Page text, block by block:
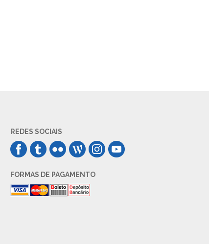
REDES SOCIAIS
FORMAS DE PAGAMENTO